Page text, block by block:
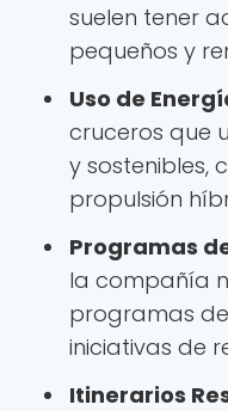
suelen tener
pequeños y
Uso de
cruceros que
y sostenibles,
propulsión
Programas
la compañía
programas
iniciativas de
Itinerarios